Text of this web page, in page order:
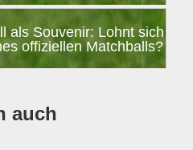
als Souvenir: Lohnt sich
offiziellen Matchballs?
auch